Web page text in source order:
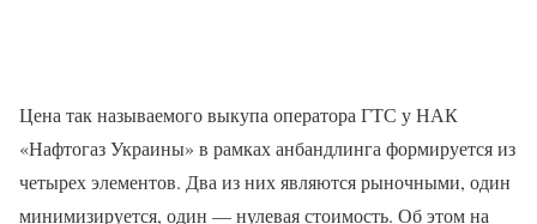
Цена так называемого выкупа оператора ГТС у НАК
«Нафтогаз Украины» в рамках анбандлинга формируется из
четырех элементов. Два из них являются рыночными, один
минимизируется, один — нулевая стоимость. Об этом на